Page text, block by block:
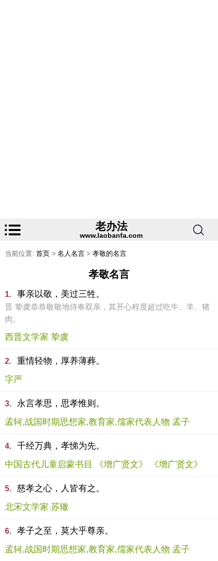
老办法
www.laobanfa.com
当前位置: 首页 > 名人名言 > 孝敬的名言
孝敬名言
1. 事亲以敬，美过三牲。
晋·挚虞恭恭敬敬地侍奉双亲，其开心程度超过吃牛、羊、猪
肉。
西晋文学家 挚虞
2.
重情轻物，厚养薄葬。
字严
3.
永言孝思，思孝惟则。
孟轲,战国时期思想家,教育家,儒家代表人物 孟子
4.
千经万典，孝悌为先。
中国古代儿童启蒙书目 《增广贤文》 《增广贤文》
5.
慈孝之心，人皆有之。
北宋文学家 苏辙
6.
孝子之至，莫大乎尊亲。
孟轲,战国时期思想家,教育家,儒家代表人物 孟子